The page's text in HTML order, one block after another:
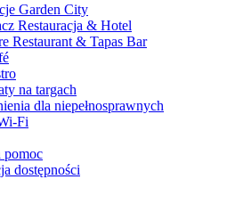
Garden City
Restauracja & Hotel
Restaurant & Tapas Bar
na targach
dla niepełnosprawnych
Fi
pomoc
dostępności